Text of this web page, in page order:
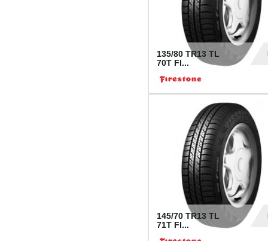
135/80 TR13 TL
70T FI...
145/70 TR13 TL
71T FI...